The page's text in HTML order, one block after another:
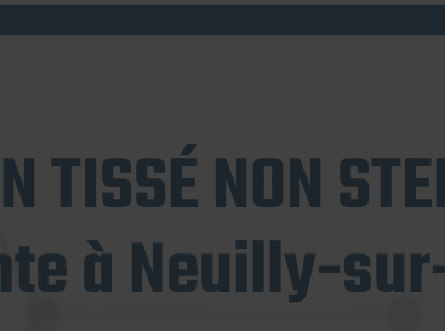
TISSÉ NON
à Neuilly-